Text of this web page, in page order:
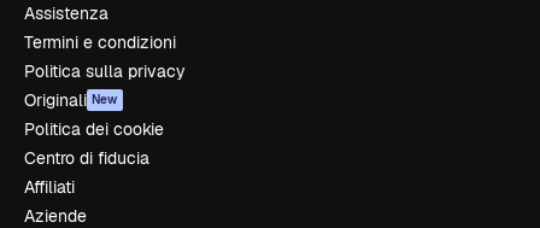
Assistenza
Termini e condizioni
Politica sulla privacy
Originali New
Politica dei cookie
Centro di fiducia
Affiliati
Aziende